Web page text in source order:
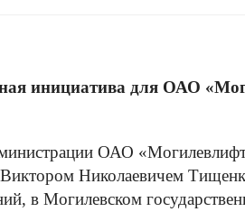
инициатива для ОАО
ОАО
Николаевичем
в Могилевском